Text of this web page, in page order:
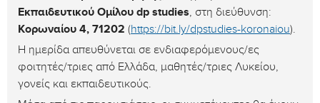
Εκπαιδευτικού Ομίλου dp studies, στη διεύθυνση:
Κορωναίου 4, 71202 (https://bit.ly/dpstudies-koronaiou).
Η ημερίδα απευθύνεται σε ενδιαφερόμενους/ες
φοιτητές/τριες από Ελλάδα, μαθητές/τριες Λυκείου,
γονείς και εκπαιδευτικούς.